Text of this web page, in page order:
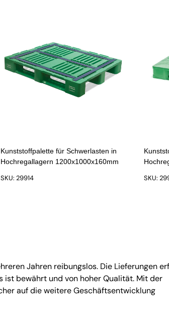
Kunststoffpalette für Schwerlasten in
Hochregallagern 1200x1000x160mm
SKU: 29914 SKU:
Jahren reibungslos. Die Lieferungen
bewährt und von hoher Qualität. Mit der
auf die weitere Geschäftsentwicklung